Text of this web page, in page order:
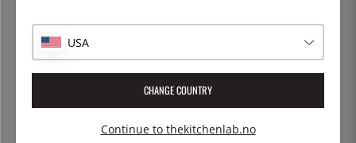
KITCHEN CRAFT
Osteklede, filterduk - Kitchen
Craft
Deli container 72cl
15 kr
USA
CHANGE COUNTRY
Continue to thekitchenlab.no